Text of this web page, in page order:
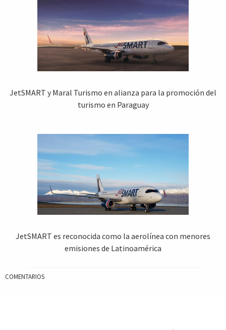
JetSMART y Maral Turismo en alianza para la promoción del
turismo en Paraguay
JetSMART es reconocida como la aerolínea con menores
emisiones de Latinoamérica
COMENTARIOS